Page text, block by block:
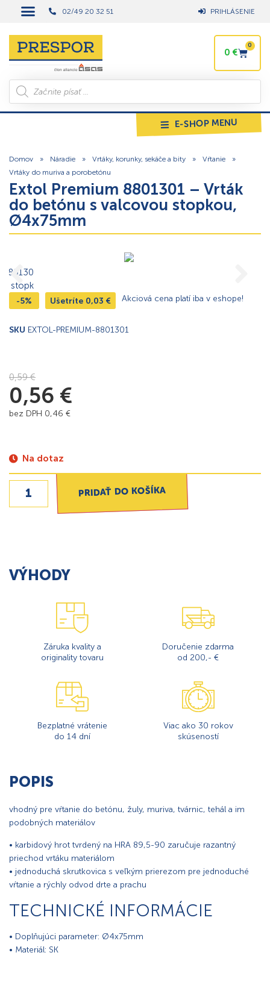
02/49 20 32 51 PRIHLÁSENIE
0 €
0
E-SHOP MENU
Domov » Náradie » Vrtáky, korunky, sekáče a bity » Vŕtanie
»
Vrtáky do muriva a porobetónu
Extol Premium 8801301 – Vrták
do betónu s valcovou stopkou,
Ø4x75mm
-5% Ušetríte 0,03 € Akciová cena platí iba v eshope!
SKU EXTOL-PREMIUM-8801301
0,59€
0,56 €
bez DPH 0,46 €
Na dotaz
PRIDAŤ DO KOŠÍKA
VÝHODY
Záruka kvality a
originality tovaru
Doručenie zdarma
od 200,- €
Bezplatné vrátenie
do 14 dní
Viac ako 30 rokov
skúseností
POPIS
vhodný pre vŕtanie do betónu, žuly, muriva, tvárnic, tehál a im
podobných materiálov
• karbidový hrot tvrdený na HRA 89,5-90 zaručuje razantný
priechod vrtáku materiálom
• jednoduchá skrutkovica s veľkým prierezom pre jednoduché
vŕtanie a rýchly odvod drte a prachu
TECHNICKÉ INFORMÁCIE
• Doplňujúci parameter: Ø4x75mm
• Materiál: SK